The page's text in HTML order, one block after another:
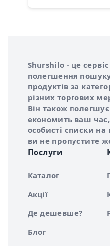
Про сервіс Shurshilo
Shurshilo - це
полегшення
продуктів за
різних торгових
Він також
економить ваш
особисті списки
ви не пропустите
Послуги
Каталог
Акції
Де дешевше?
Блог